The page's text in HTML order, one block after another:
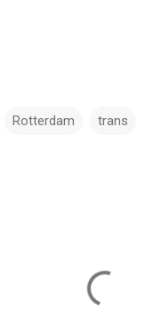
Rotterdam trans